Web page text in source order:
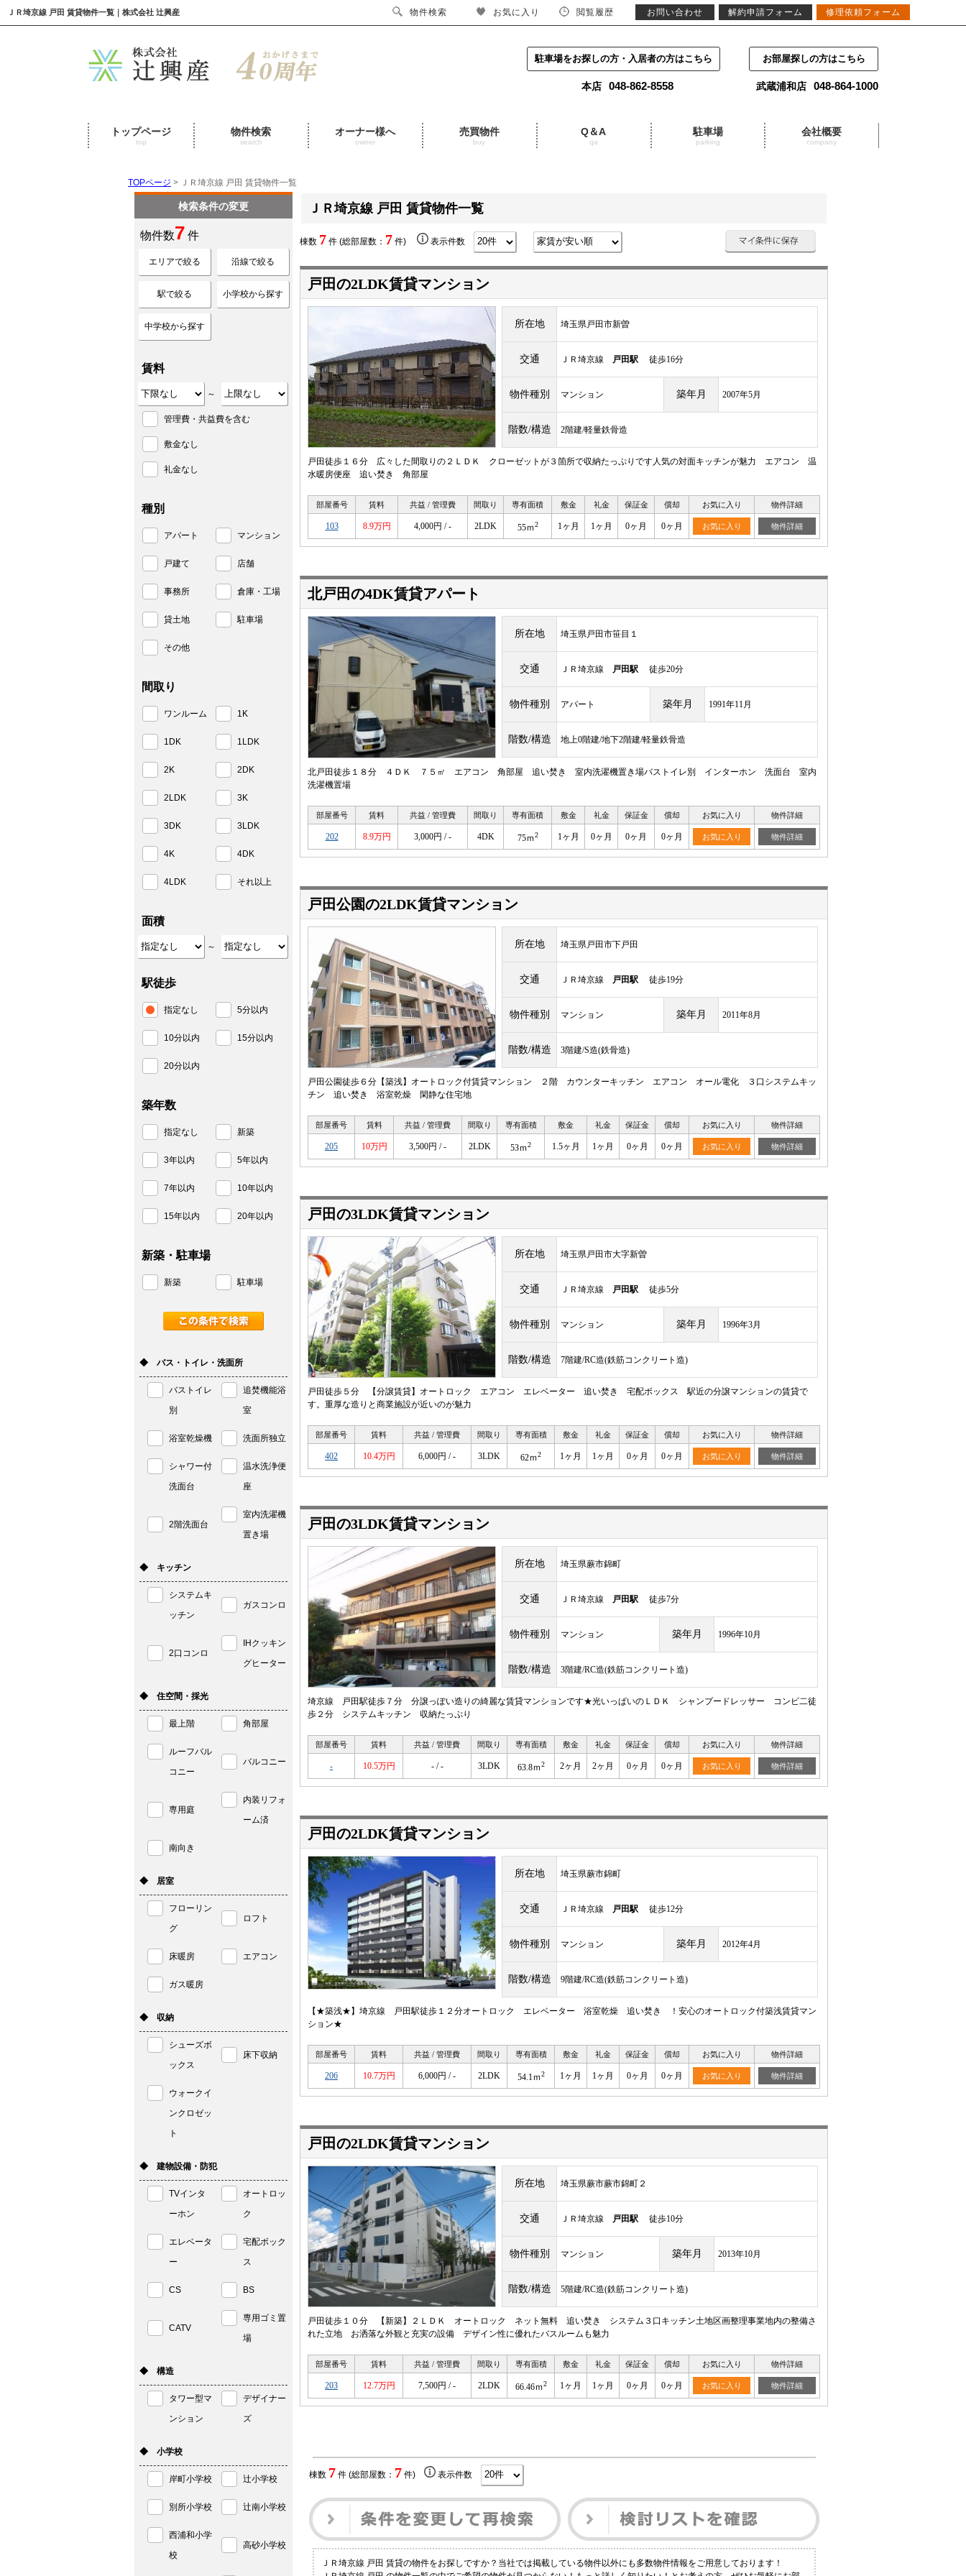
ＪＲ埼京線 戸田 賃貸物件一覧｜株式会社 辻興産
駐車場をお探しの方・入居者の方はこちら
本店 048-862-8558
お部屋探しの方はこちら
武蔵浦和店 048-864-1000
トップページ
top
物件検索
search
オーナー様へ
owner
売買物件
buy
Q＆A
qa
駐車場
parking
会社概要
company
TOPページ > ＪＲ埼京線 戸田 賃貸物件一覧
ＪＲ埼京線 戸田 賃貸物件一覧
棟数 7 件 (総部屋数： 7 件) 表示件数
戸田の2LDK賃貸マンション
所在地 埼玉県戸田市新曽
交通 ＪＲ埼京線 戸田駅 徒歩16分
物件種別 マンション 築年月 2007年5月
階数/構造 2階建/軽量鉄骨造
戸田徒歩１６分 広々した間取りの２ＬＤＫ クローゼットが３箇所で収納たっぷりです人気の対面キッチンが魅力 エアコン 温
水暖房便座 追い焚き 角部屋
部屋番号 賃料 共益 / 管理費 間取り 専有面積 敷金 礼金 保証金 償却 お気に入り 物件詳細
103 8.9万円 4,000円 / - 2LDK 55ｍ2 1ヶ月 1ヶ月 0ヶ月 0ヶ月 お気に入り 物件詳細
北戸田の4DK賃貸アパート
所在地 埼玉県戸田市笹目１
交通 ＪＲ埼京線 戸田駅 徒歩20分
物件種別 アパート 築年月 1991年11月
階数/構造 地上0階建/地下2階建/軽量鉄骨造
北戸田徒歩１８分 ４ＤＫ ７５㎡ エアコン 角部屋 追い焚き 室内洗濯機置き場バストイレ別 インターホン 洗面台 室内
洗濯機置場
部屋番号 賃料 共益 / 管理費 間取り 専有面積 敷金 礼金 保証金 償却 お気に入り 物件詳細
202 8.9万円 3,000円 / - 4DK 75ｍ2 1ヶ月 0ヶ月 0ヶ月 0ヶ月 お気に入り 物件詳細
戸田公園の2LDK賃貸マンション
所在地 埼玉県戸田市下戸田
交通 ＪＲ埼京線 戸田駅 徒歩19分
物件種別 マンション 築年月 2011年8月
階数/構造 3階建/S造(鉄骨造)
戸田公園徒歩６分【築浅】オートロック付賃貸マンション ２階 カウンターキッチン エアコン オール電化 ３口システムキッ
チン 追い焚き 浴室乾燥 閑静な住宅地
部屋番号 賃料 共益 / 管理費 間取り 専有面積 敷金 礼金 保証金 償却 お気に入り 物件詳細
205 10万円 3,500円 / - 2LDK 53ｍ2 1.5ヶ月 1ヶ月 0ヶ月 0ヶ月 お気に入り 物件詳細
戸田の3LDK賃貸マンション
所在地 埼玉県戸田市大字新曽
交通 ＪＲ埼京線 戸田駅 徒歩5分
物件種別 マンション 築年月 1996年3月
階数/構造 7階建/RC造(鉄筋コンクリート造)
戸田徒歩５分 【分譲賃貸】オートロック エアコン エレベーター 追い焚き 宅配ボックス 駅近の分譲マンションの賃貸で
す。重厚な造りと商業施設が近いのが魅力
部屋番号 賃料 共益 / 管理費 間取り 専有面積 敷金 礼金 保証金 償却 お気に入り 物件詳細
402 10.4万円 6,000円 / - 3LDK 62ｍ2 1ヶ月 1ヶ月 0ヶ月 0ヶ月 お気に入り 物件詳細
戸田の3LDK賃貸マンション
所在地 埼玉県蕨市錦町
交通 ＪＲ埼京線 戸田駅 徒歩7分
物件種別 マンション 築年月 1996年10月
階数/構造 3階建/RC造(鉄筋コンクリート造)
埼京線 戸田駅徒歩７分 分譲っぽい造りの綺麗な賃貸マンションです★光いっぱいのＬＤＫ シャンプードレッサー コンビ二徒
歩２分 システムキッチン 収納たっぷり
部屋番号 賃料 共益 / 管理費 間取り 専有面積 敷金 礼金 保証金 償却 お気に入り 物件詳細
- 10.5万円 - / - 3LDK 63.8ｍ2 2ヶ月 2ヶ月 0ヶ月 0ヶ月 お気に入り 物件詳細
戸田の2LDK賃貸マンション
所在地 埼玉県蕨市錦町
交通 ＪＲ埼京線 戸田駅 徒歩12分
物件種別 マンション 築年月 2012年4月
階数/構造 9階建/RC造(鉄筋コンクリート造)
【★築浅★】埼京線 戸田駅徒歩１２分オートロック エレベーター 浴室乾燥 追い焚き ！安心のオートロック付築浅賃貸マン
ション★
部屋番号 賃料 共益 / 管理費 間取り 専有面積 敷金 礼金 保証金 償却 お気に入り 物件詳細
206 10.7万円 6,000円 / - 2LDK 54.1ｍ2 1ヶ月 1ヶ月 0ヶ月 0ヶ月 お気に入り 物件詳細
戸田の2LDK賃貸マンション
所在地 埼玉県蕨市蕨市錦町２
交通 ＪＲ埼京線 戸田駅 徒歩10分
物件種別 マンション 築年月 2013年10月
階数/構造 5階建/RC造(鉄筋コンクリート造)
戸田徒歩１０分 【新築】２ＬＤＫ オートロック ネット無料 追い焚き システム３口キッチン土地区画整理事業地内の整備さ
れた立地 お洒落な外観と充実の設備 デザイン性に優れたバスルームも魅力
部屋番号 賃料 共益 / 管理費 間取り 専有面積 敷金 礼金 保証金 償却 お気に入り 物件詳細
203 12.7万円 7,500円 / - 2LDK 66.46ｍ2 1ヶ月 1ヶ月 0ヶ月 0ヶ月 お気に入り 物件詳細
棟数 7 件 (総部屋数： 7 件) 表示件数
ＪＲ埼京線 戸田 賃貸の物件をお探しですか？当社では掲載している物件以外にも多数物件情報をご用意しております！
検索条件の変更
物件数7 件
エリアで絞る 沿線で絞る
駅で絞る 小学校から探す
中学校から探す
賃料
～
管理費・共益費を含む
敷金なし
礼金なし
種別
アパート マンション
戸建て 店舗
事務所 倉庫・工場
貸土地 駐車場
その他
間取り
ワンルーム 1K
1DK 1LDK
2K 2DK
2LDK 3K
3DK 3LDK
4K 4DK
4LDK それ以上
面積
～
駅徒歩
指定なし 5分以内
10分以内 15分以内
20分以内
築年数
指定なし 新築
3年以内 5年以内
7年以内 10年以内
15年以内 20年以内
新築・駐車場
新築 駐車場
◆ バス・トイレ・洗面所
バストイレ
別
追焚機能浴
室
浴室乾燥機 洗面所独立
シャワー付
洗面台
温水洗浄便
座
2階洗面台
室内洗濯機
置き場
◆ キッチン
システムキ
ッチン
ガスコンロ
2口コンロ
IHクッキン
グヒーター
◆ 住空間・採光
最上階 角部屋
ルーフバル
コニー
バルコニー
専用庭
内装リフォ
ーム済
南向き
◆ 居室
フローリン
グ
ロフト
床暖房 エアコン
ガス暖房
◆ 収納
シューズボ
ックス
床下収納
ウォークイ
ンクロゼッ
ト
◆ 建物設備・防犯
TVインタ
ーホン
オートロッ
ク
エレベータ
ー
宅配ボック
ス
CS BS
CATV
専用ゴミ置
場
◆ 構造
タワー型マ
ンション
デザイナー
ズ
◆ 小学校
岸町小学校 辻小学校
別所小学校 辻南小学校
西浦和小学
校
高砂小学校
物件検索 お気に入り 閲覧履歴 お問い合わせ 解約申請フォーム 修理依頼フォーム